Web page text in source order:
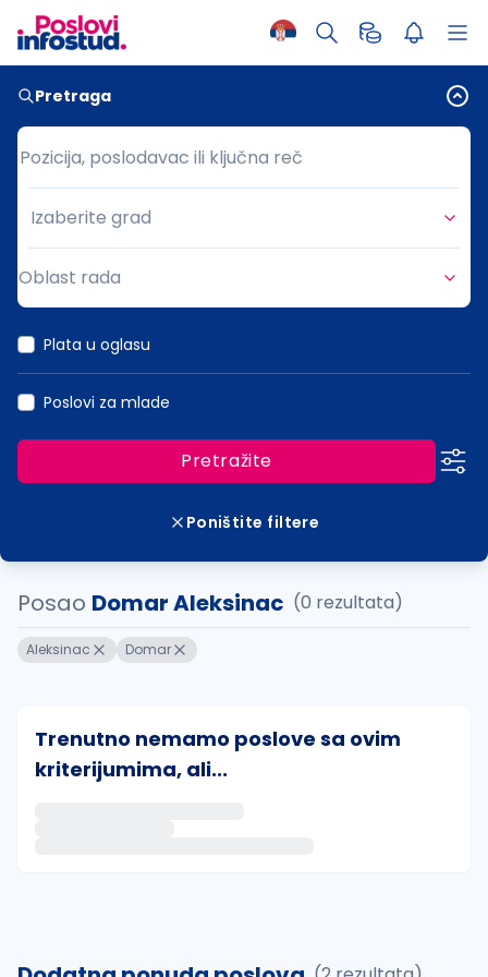
Pretraga
Pozicija, poslodavac ili ključna reč
Pozicija, poslodavac ili ključna reč
Grad
Izaberite grad
Oblast rada
Plata u oglasu
Poslovi za mlade
Pretražite
Poništite filtere
Posao Domar Aleksinac (0 rezultata)
Aleksinac Domar
Trenutno nemamo poslove sa ovim
kriterijumima, ali...